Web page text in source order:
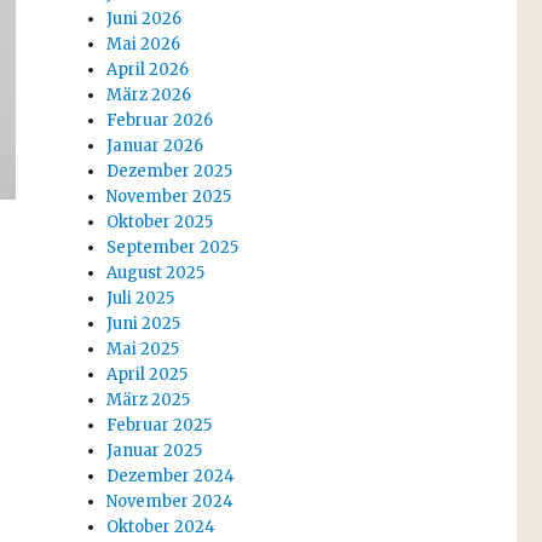
Juni 2026
Mai 2026
April 2026
März 2026
Februar 2026
Januar 2026
Dezember 2025
November 2025
Oktober 2025
September 2025
August 2025
Juli 2025
Juni 2025
Mai 2025
April 2025
März 2025
Februar 2025
Januar 2025
Dezember 2024
November 2024
Oktober 2024